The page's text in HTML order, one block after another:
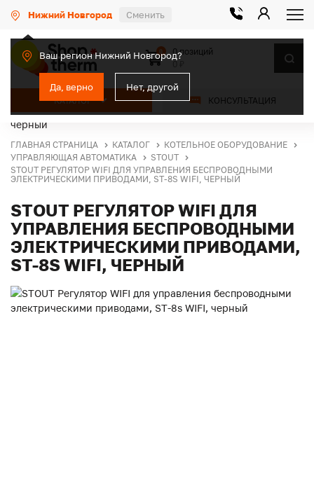
Нижний Новгород Сменить
Ваш регион Нижний Новгород?
Да, верно Нет, другой
КАТАЛОГ КОНСУЛЬТАЦИЯ
0
0 позиций
ГЛАВНАЯ СТРАНИЦА КАТАЛОГ
КОТЕЛЬНОЕ ОБОРУДОВАНИЕ
УПРАВЛЯЮЩАЯ АВТОМАТИКА
STOUT
STOUT РЕГУЛЯТОР WIFI ДЛЯ УПРАВЛЕНИЯ БЕСПРОВОДНЫМИ
ЭЛЕКТРИЧЕСКИМИ ПРИВОДАМИ, ST-8S WIFI, ЧЕРНЫЙ
STOUT РЕГУЛЯТОР WIFI ДЛЯ
УПРАВЛЕНИЯ БЕСПРОВОДНЫМИ
ЭЛЕКТРИЧЕСКИМИ ПРИВОДАМИ,
ST-8S WIFI, ЧЕРНЫЙ